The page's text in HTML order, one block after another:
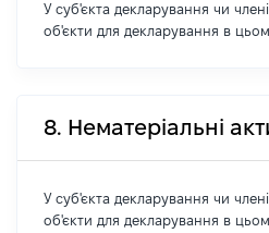
У суб'єкта декларування чи
об'єкти для декларування в
8. Нематеріальні
У суб'єкта декларування чи
об'єкти для декларування в